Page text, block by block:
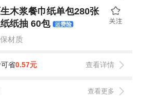
木浆餐巾纸单包280张
纸抽 60包 运费险
材质
省0.57元 查看详情
查看更多